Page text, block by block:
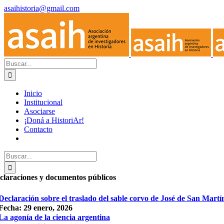
Skip
asaihistoria@gmail.com
Search
for:
Inicio
Institucional
Asociarse
¡Doná a HistoriAr!
Contacto
Search
for:
y documentos públicos
sobre el traslado del sable corvo de José de San
29 enero, 2026
agonía de la ciencia argentina